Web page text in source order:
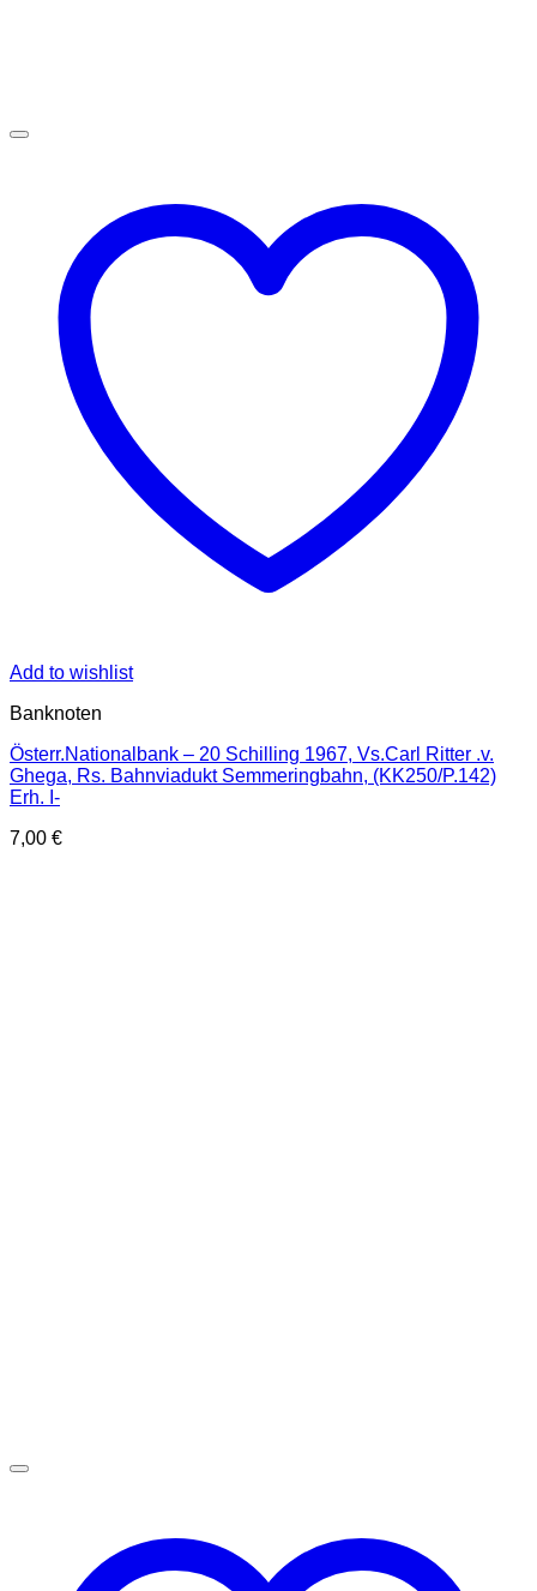
Add to wishlist
Banknoten
Österr.Nationalbank – 20 Schilling 1967, Vs.Carl Ritter .v.
Ghega, Rs. Bahnviadukt Semmeringbahn, (KK250/P.142)
Erh. I-
7,00 €